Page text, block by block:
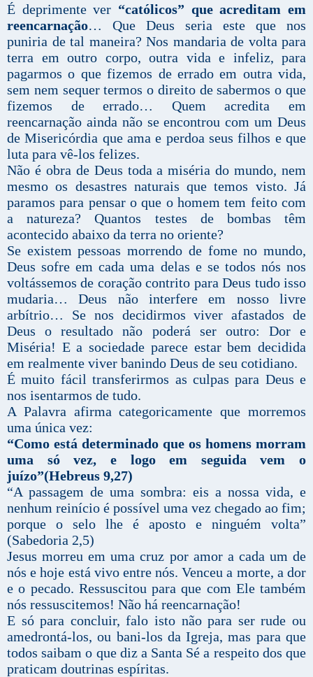
É deprimente ver “católicos” que acreditam em
reencarnação… Que Deus seria este que nos
puniria de tal maneira? Nos mandaria de volta para
terra em outro corpo, outra vida e infeliz, para
pagarmos o que fizemos de errado em outra vida,
sem nem sequer termos o direito de sabermos o que
fizemos de errado… Quem acredita em
reencarnação ainda não se encontrou com um Deus
de Misericórdia que ama e perdoa seus filhos e que
luta para vê-los felizes.
Não é obra de Deus toda a miséria do mundo, nem
mesmo os desastres naturais que temos visto. Já
paramos para pensar o que o homem tem feito com
a natureza? Quantos testes de bombas têm
acontecido abaixo da terra no oriente?
Se existem pessoas morrendo de fome no mundo,
Deus sofre em cada uma delas e se todos nós nos
voltássemos de coração contrito para Deus tudo isso
mudaria… Deus não interfere em nosso livre
arbítrio… Se nos decidirmos viver afastados de
Deus o resultado não poderá ser outro: Dor e
Miséria! E a sociedade parece estar bem decidida
em realmente viver banindo Deus de seu cotidiano.
É muito fácil transferirmos as culpas para Deus e
nos isentarmos de tudo.
A Palavra afirma categoricamente que morremos
uma única vez:
“Como está determinado que os homens morram
uma só vez, e logo em seguida vem o
juízo”(Hebreus 9,27)
“A passagem de uma sombra: eis a nossa vida, e
nenhum reinício é possível uma vez chegado ao fim;
porque o selo lhe é aposto e ninguém volta”
(Sabedoria 2,5)
Jesus morreu em uma cruz por amor a cada um de
nós e hoje está vivo entre nós. Venceu a morte, a dor
e o pecado. Ressuscitou para que com Ele também
nós ressuscitemos! Não há reencarnação!
E só para concluir, falo isto não para ser rude ou
amedrontá-los, ou bani-los da Igreja, mas para que
todos saibam o que diz a Santa Sé a respeito dos que
praticam doutrinas espíritas.